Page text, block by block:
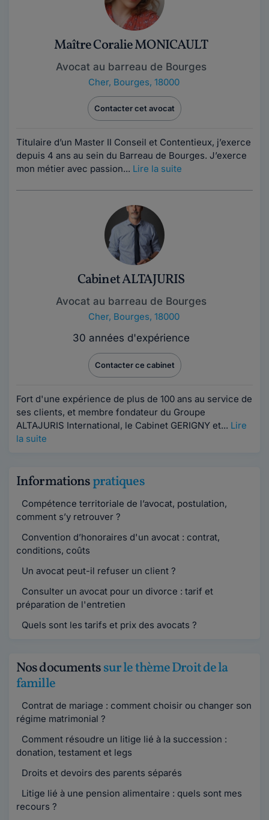
Maître Coralie MONICAULT
Avocat au barreau de Bourges
Cher, Bourges, 18000
Contacter cet avocat
Titulaire d’un Master II Conseil et Contentieux, j’exerce
depuis 4 ans au sein du Barreau de Bourges. J’exerce
mon métier avec passion... Lire la suite
Cabinet ALTAJURIS
Avocat au barreau de Bourges
Cher, Bourges, 18000
30 années d'expérience
Contacter ce cabinet
Fort d'une expérience de plus de 100 ans au service de
ses clients, et membre fondateur du Groupe
ALTAJURIS International, le Cabinet GERIGNY et... Lire
la suite
Informationspratiques
Compétence territoriale de l’avocat, postulation,
comment s’y retrouver ?
Convention d’honoraires d'un avocat : contrat,
conditions, coûts
Un avocat peut-il refuser un client ?
Consulter un avocat pour un divorce : tarif et
préparation de l'entretien
Quels sont les tarifs et prix des avocats ?
Nos documentssur le thème Droit de la
famille
Contrat de mariage : comment choisir ou changer son
régime matrimonial ?
Comment résoudre un litige lié à la succession :
donation, testament et legs
Droits et devoirs des parents séparés
Litige lié à une pension alimentaire : quels sont mes
recours ?